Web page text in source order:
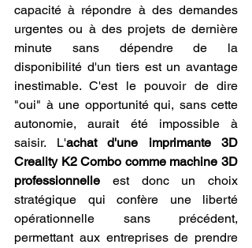
capacité à répondre à des demandes
urgentes ou à des projets de dernière
minute sans dépendre de la
disponibilité d'un tiers est un avantage
inestimable. C'est le pouvoir de dire
"oui" à une opportunité qui, sans cette
autonomie, aurait été impossible à
saisir. L'achat d'une imprimante 3D
Creality K2 Combo comme machine 3D
professionnelle est donc un choix
stratégique qui confère une liberté
opérationnelle sans précédent,
permettant aux entreprises de prendre